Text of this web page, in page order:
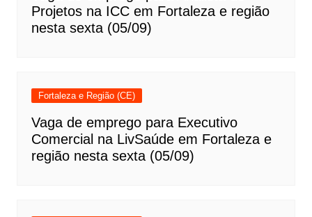
Projetos na ICC em Fortaleza e região
nesta sexta (05/09)
Fortaleza e Região (CE)
Vaga de emprego para Executivo
Comercial na LivSaúde em Fortaleza e
região nesta sexta (05/09)